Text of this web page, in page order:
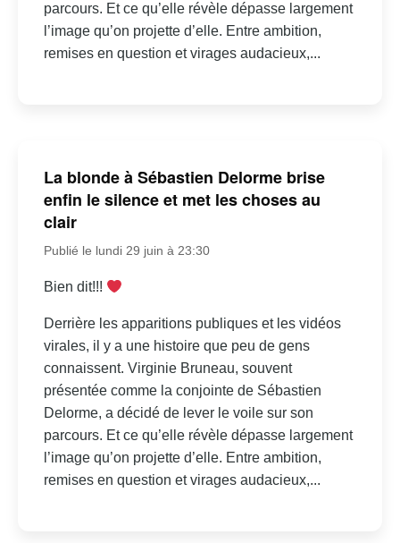
parcours. Et ce qu’elle révèle dépasse largement
l’image qu’on projette d’elle. Entre ambition,
remises en question et virages audacieux,...
La blonde à Sébastien Delorme brise
enfin le silence et met les choses au
clair
Publié le lundi 29 juin à 23:30
Bien dit!!!
Derrière les apparitions publiques et les vidéos
virales, il y a une histoire que peu de gens
connaissent. Virginie Bruneau, souvent
présentée comme la conjointe de Sébastien
Delorme, a décidé de lever le voile sur son
parcours. Et ce qu’elle révèle dépasse largement
l’image qu’on projette d’elle. Entre ambition,
remises en question et virages audacieux,...